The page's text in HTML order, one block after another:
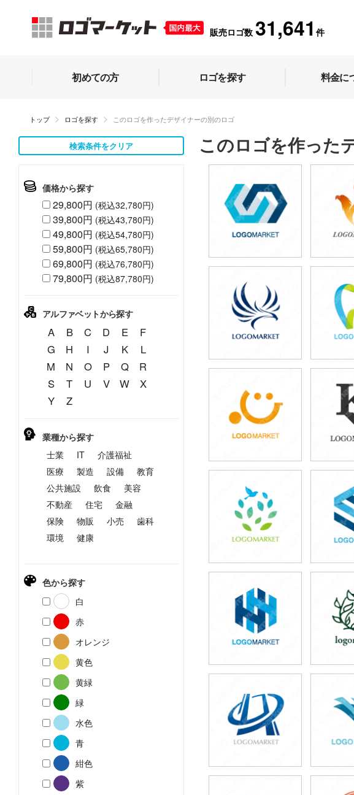
販売ロゴ数 31,641 件
初めての方 ロゴを探す 料金に
トップ ロゴを探す このロゴを作ったデザイナーの別のロゴ
検索条件をクリア
価格から探す
29,800円 (税込32,780円)
39,800円 (税込43,780円)
49,800円 (税込54,780円)
59,800円 (税込65,780円)
69,800円 (税込76,780円)
79,800円 (税込87,780円)
アルファベットから探す
A B C D E
F
G
H I J K
L
M
N O P Q
R
S
T U V W
X
Y
Z
業種から探す
士業
IT
介護福祉
医療
製造 設備
教育
公共施設
飲食
美容
不動産
住宅
金融
保険
物販 小売
歯科
環境
健康
色から探す
白
赤
オレンジ
黄色
黄緑
緑
水色
青
紺色
紫
このロゴを作った
49,800円
(税込54,780円) (税込
49,800円
(税込54,780円) (税込
49,800円
(税込54,780円) (税込
59,800円
(税込65,780円) (税込
49,800円
(税込54,780円) (税込